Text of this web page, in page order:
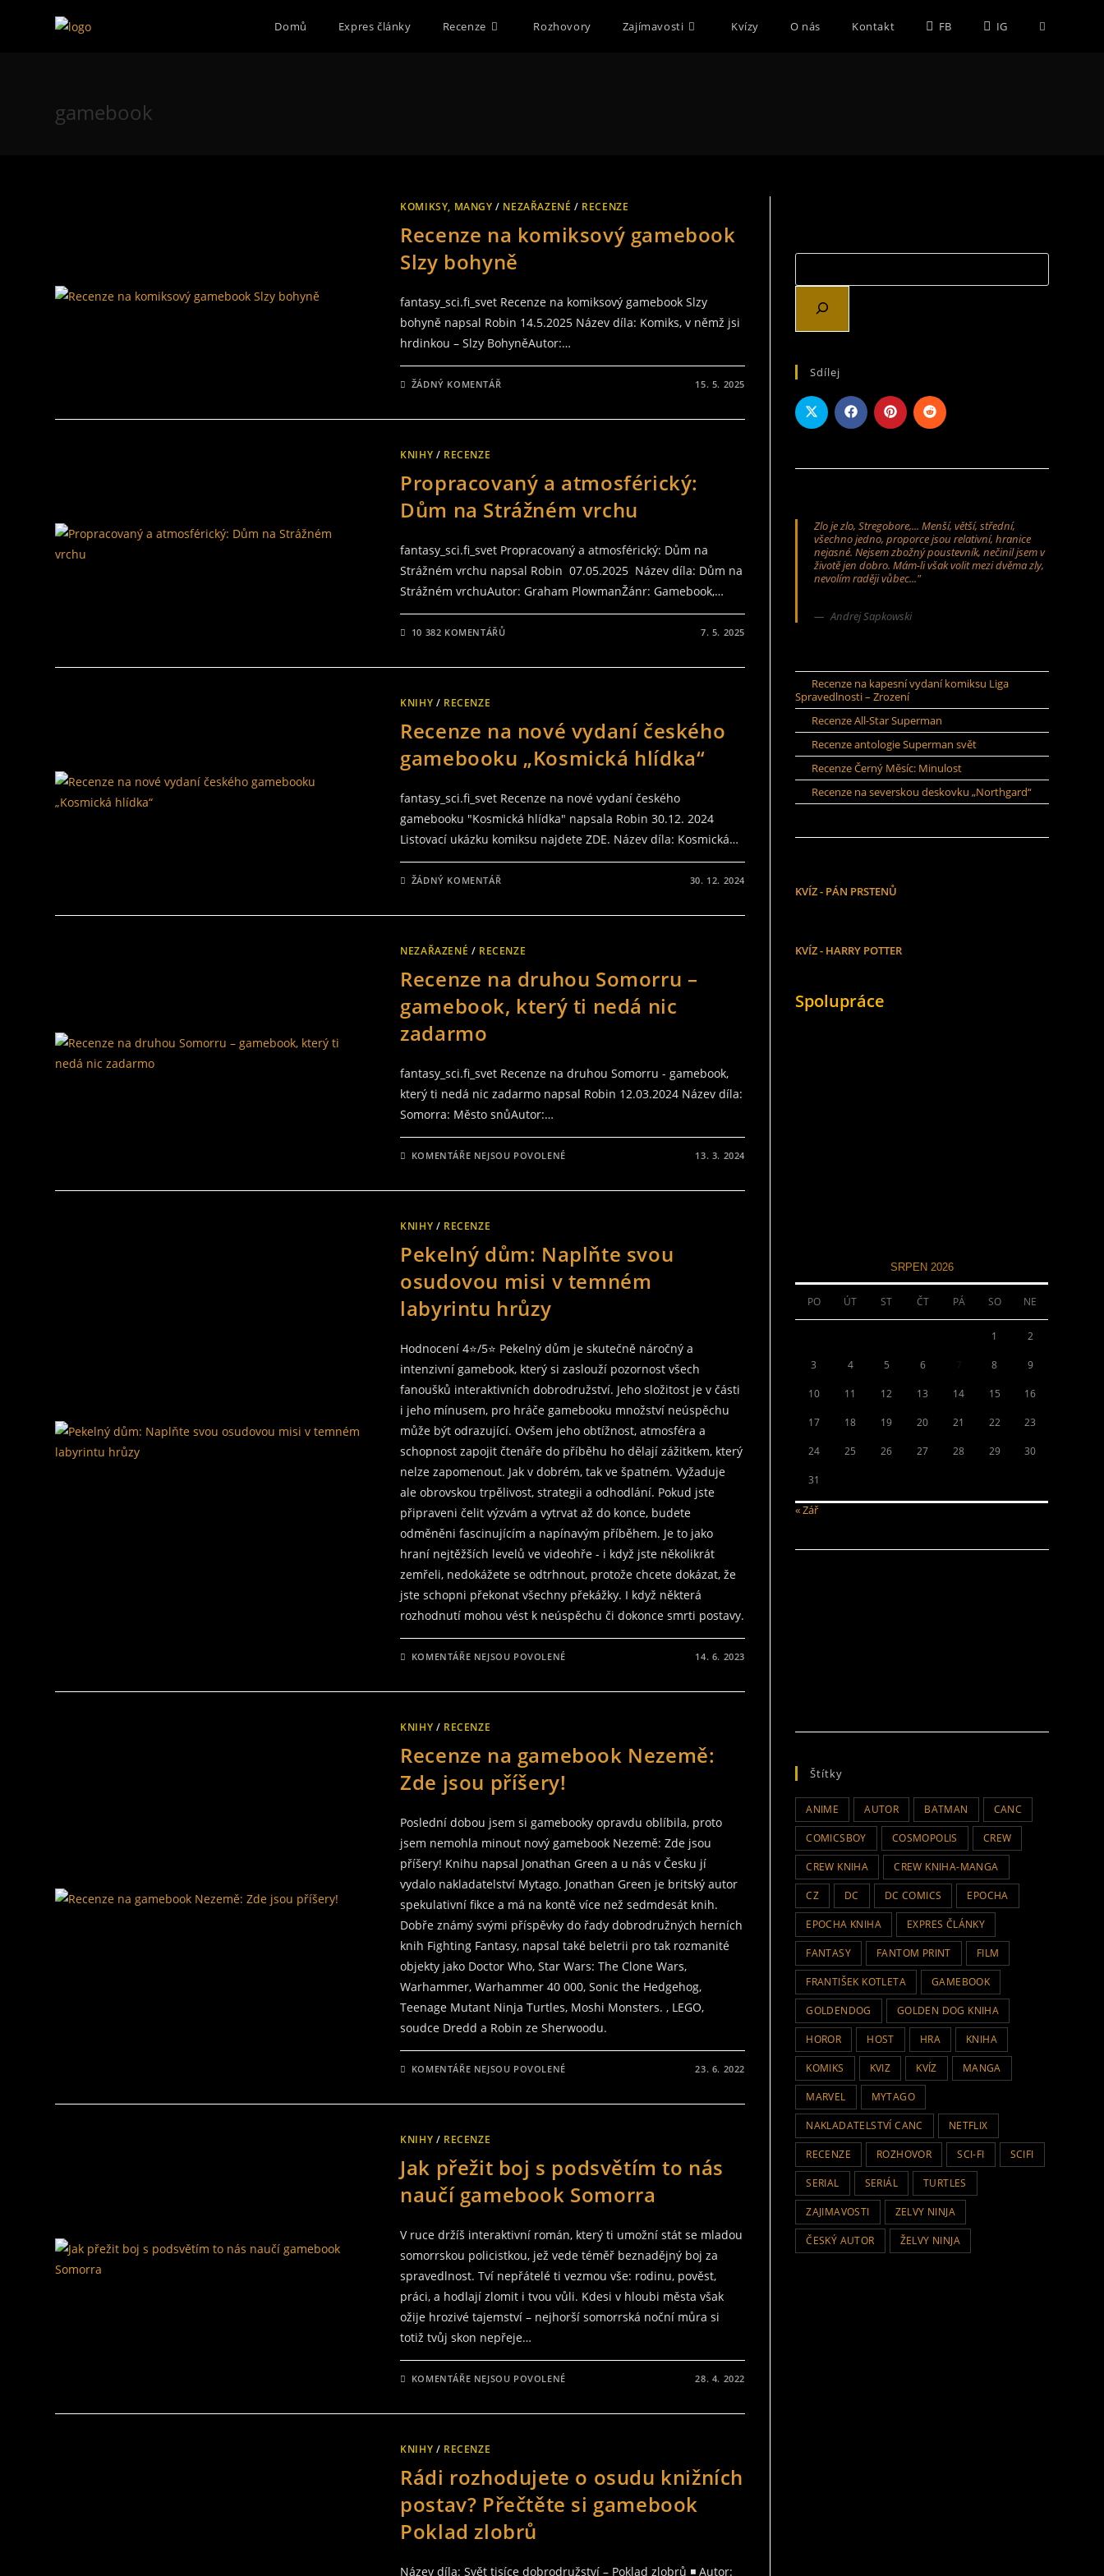
Domů Expres články Recenze Rozhovory Zajímavosti Kvízy O nás Kontakt FB IG Toggle
gamebook
KOMIKSY, MANGY / NEZAŘAZENÉ / RECENZE
Recenze na komiksový gamebook
Slzy bohyně
fantasy_sci.fi_svet Recenze na komiksový gamebook Slzy
bohyně napsal Robin 14.5.2025 Název díla: Komiks, v němž jsi
hrdinkou – Slzy BohyněAutor:…
ŽÁDNÝ KOMENTÁŘ 15. 5. 2025
KNIHY / RECENZE
Propracovaný a atmosférický:
Dům na Strážném vrchu
fantasy_sci.fi_svet Propracovaný a atmosférický: Dům na
Strážném vrchu napsal Robin 07.05.2025 Název díla: Dům na
Strážném vrchuAutor: Graham PlowmanŽánr: Gamebook,…
10 382 KOMENTÁŘŮ 7. 5. 2025
KNIHY / RECENZE
Recenze na nové vydaní českého
gamebooku „Kosmická hlídka“
fantasy_sci.fi_svet Recenze na nové vydaní českého
gamebooku "Kosmická hlídka" napsala Robin 30.12. 2024
Listovací ukázku komiksu najdete ZDE. Název díla: Kosmická…
ŽÁDNÝ KOMENTÁŘ 30. 12. 2024
NEZAŘAZENÉ / RECENZE
Recenze na druhou Somorru –
gamebook, který ti nedá nic
zadarmo
fantasy_sci.fi_svet Recenze na druhou Somorru - gamebook,
který ti nedá nic zadarmo napsal Robin 12.03.2024 Název díla:
Somorra: Město snůAutor:…
KOMENTÁŘE NEJSOU POVOLENÉU
NÁZVEM
GAMEBOOK,
KTERÝ
TI
NEDÁ
NIC
13. 3. 2024
KNIHY / RECENZE
Pekelný dům: Naplňte svou
osudovou misi v temném
labyrintu hrůzy
Hodnocení 4⭐/5⭐ Pekelný dům je skutečně náročný a
intenzivní gamebook, který si zaslouží pozornost všech
fanoušků interaktivních dobrodružství. Jeho složitost je v části
i jeho mínusem, pro hráče gamebooku množství neúspěchu
může být odrazující. Ovšem jeho obtížnost, atmosféra a
schopnost zapojit čtenáře do příběhu ho dělají zážitkem, který
nelze zapomenout. Jak v dobrém, tak ve špatném. Vyžaduje
ale obrovskou trpělivost, strategii a odhodlání. Pokud jste
připraveni čelit výzvám a vytrvat až do konce, budete
odměněni fascinujícím a napínavým příběhem. Je to jako
hraní nejtěžších levelů ve videohře - i když jste několikrát
zemřeli, nedokážete se odtrhnout, protože chcete dokázat, že
jste schopni překonat všechny překážky. I když některá
rozhodnutí mohou vést k neúspěchu či dokonce smrti postavy.
KOMENTÁŘE NEJSOU POVOLENÉU
NÁZVEM
MISI
V
14. 6. 2023
KNIHY / RECENZE
Recenze na gamebook Nezemě:
Zde jsou příšery!
Poslední dobou jsem si gamebooky opravdu oblíbila, proto
jsem nemohla minout nový gamebook Nezemě: Zde jsou
příšery! Knihu napsal Jonathan Green a u nás v Česku jí
vydalo nakladatelství Mytago. Jonathan Green je britský autor
spekulativní fikce a má na kontě více než sedmdesát knih.
Dobře známý svými příspěvky do řady dobrodružných herních
knih Fighting Fantasy, napsal také beletrii pro tak rozmanité
objekty jako Doctor Who, Star Wars: The Clone Wars,
Warhammer, Warhammer 40 000, Sonic the Hedgehog,
Teenage Mutant Ninja Turtles, Moshi Monsters. , LEGO,
soudce Dredd a Robin ze Sherwoodu.
KOMENTÁŘE NEJSOU POVOLENÉU
NÁZVEM
JSOU
PŘÍŠERY!
23. 6. 2022
KNIHY / RECENZE
Jak přežit boj s podsvětím to nás
naučí gamebook Somorra
V ruce držíš interaktivní román, který ti umožní stát se mladou
somorrskou policistkou, jež vede téměř beznadějný boj za
spravedlnost. Tví nepřátelé ti vezmou vše: rodinu, pověst,
práci, a hodlají zlomit i tvou vůli. Kdesi v hloubi města však
ožije hrozivé tajemství – nejhorší somorrská noční můra si
totiž tvůj skon nepřeje…
KOMENTÁŘE NEJSOU POVOLENÉU
NÁZVEM
TO
NÁS
NAUČÍ
GAMEBOOK
SOMORRA
28. 4. 2022
KNIHY / RECENZE
Rádi rozhodujete o osudu knižních
postav? Přečtěte si gamebook
Poklad zlobrů
Název díla: Svět tisíce dobrodružství – Poklad zlobrů ◾ Autor:
Sdílej
Zlo je zlo, Stregobore,... Menší, větší, střední,
všechno jedno, proporce jsou relativní, hranice
nejasné. Nejsem zbožný poustevník, nečinil jsem v
životě jen dobro. Mám-li však volit mezi dvěma zly,
nevolím raději vůbec..."
Andrej Sapkowski
Recenze na kapesní vydaní komiksu Liga
Spravedlnosti – Zrození
Recenze All-Star Superman
Recenze antologie Superman svět
Recenze Černý Měsíc: Minulost
Recenze na severskou deskovku „Northgard“
KVÍZ - PÁN PRSTENŮ
KVÍZ - HARRY POTTER
Spolupráce
SRPEN 2026
PO ÚT ST ČT PÁ SO NE
1 2
3 4 5 6 8 9
10 11 12 13 14 15 16
17 18 19 20 21 22 23
24 25 26 27 28 29 30
31
« Zář
Štítky
ANIME AUTOR BATMAN CANC
COMICSBOY COSMOPOLIS CREW
CREW KNIHA CREW KNIHA-MANGA
CZ DC DC COMICS EPOCHA
EPOCHA KNIHA EXPRES ČLÁNKY
FANTASY FANTOM PRINT FILM
FRANTIŠEK KOTLETA GAMEBOOK
GOLDENDOG GOLDEN DOG KNIHA
HOROR HOST HRA KNIHA
KOMIKS KVIZ KVÍZ MANGA
MARVEL MYTAGO
NAKLADATELSTVÍ CANC NETFLIX
RECENZE ROZHOVOR SCI-FI SCIFI
SERIAL SERIÁL TURTLES
ZAJIMAVOSTI ZELVY NINJA
ČESKÝ AUTOR ŽELVY NINJA